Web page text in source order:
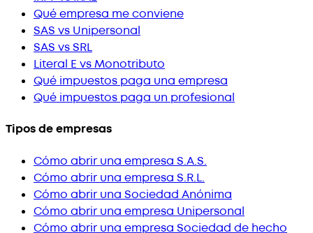
Qué empresa me conviene
SAS vs Unipersonal
SAS vs SRL
Literal E vs Monotributo
Qué impuestos paga una empresa
Qué impuestos paga un profesional
Tipos de empresas
Cómo abrir una empresa S.A.S.
Cómo abrir una empresa S.R.L.
Cómo abrir una Sociedad Anónima
Cómo abrir una empresa Unipersonal
Cómo abrir una empresa Sociedad de hecho